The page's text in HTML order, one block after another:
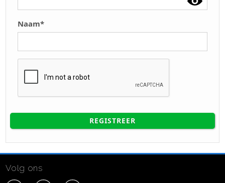
Naam*
REGISTREER
Volg ons